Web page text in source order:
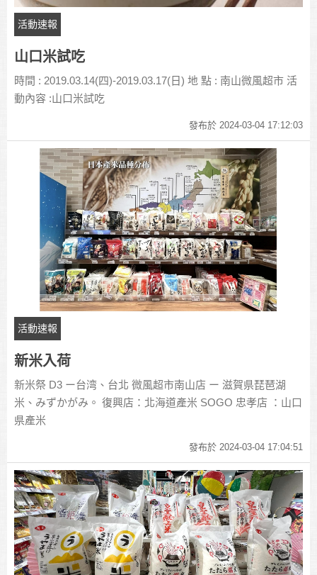
活動速報
山口米試吃
時間 : 2019.03.14(四)-2019.03.17(日) 地 點 : 南山微風超市 活
動內容 :山口米試吃
發布於 2024-03-04 17:12:03
活動速報
新米入荷
新米祭 D3 ー台湾、台北 微風超市南山店 ー 滋賀県琵琶湖
米、みずかがみ。 復興店：北海道產米 SOGO 忠孝店 ：山口
県產米
發布於 2024-03-04 17:04:51